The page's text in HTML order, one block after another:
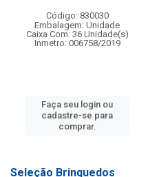
Código: 830030
Embalagem: Unidade
Caixa Com: 36 Unidade(s)
Inmetro: 006758/2019
Faça seu login ou
cadastre-se para
comprar.
Seleção Brinquedos